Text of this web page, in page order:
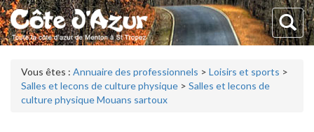
Vous êtes : Annuaire des professionnels > Loisirs et sports >
Salles et lecons de culture physique > Salles et lecons de
culture physique Mouans sartoux